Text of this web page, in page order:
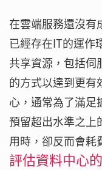
在雲端服務還沒有
已經存在IT的運作
共享資源，包括伺
的方式以達到更有
心，通常為了滿足
預留超出水準之上
用時，卻反而會耗
評估資料中心